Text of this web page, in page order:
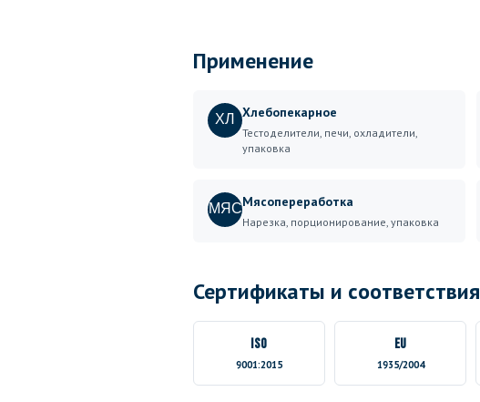
Применение
ХЛ Хлебопекарное
Тестоделители, печи, охладители,
упаковка
МЯСМясопереработка
Нарезка, порционирование, упаковка
Сертификаты и соответствия
ISO
9001:2015
EU
1935/2004